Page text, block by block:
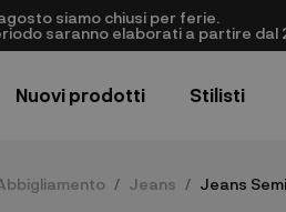
siamo chiusi per ferie.
saranno elaborati a partire dal
Nuovi prodotti Stilisti
Jeans Jeans